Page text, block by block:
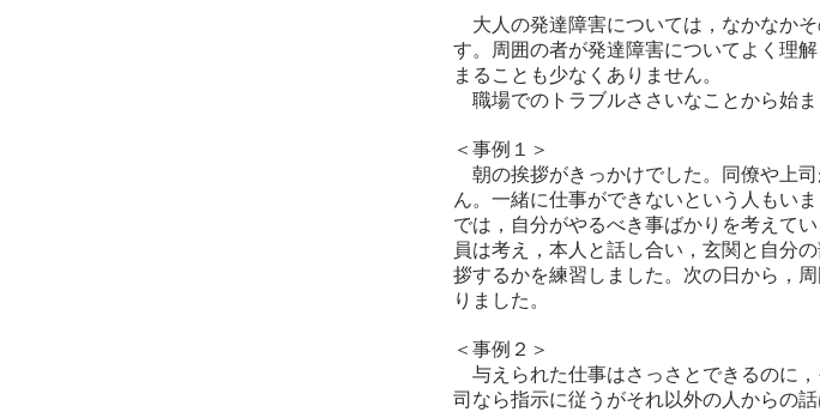
大人の発達障害については，なかなか
す。周囲の者が発達障害についてよく理
まることも少なくありません。
職場でのトラブルささいなことから始ま
＜事例１＞
朝の挨拶がきっかけでした。同僚や上
ん。一緒に仕事ができないという人もい
では，自分がやるべき事ばかりを考えて
員は考え，本人と話し合い，玄関と自分
拶するかを練習しました。次の日から，
りました。
＜事例２＞
与えられた仕事はさっさとできるのに
司なら指示に従うがそれ以外の人からの